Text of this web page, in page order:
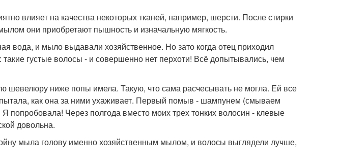
влияет на качества некоторых тканей, например, шерсти. После стирки
они приобретают пышность и изначальную мягкость.
вода, и мыло выдавали хозяйственное. Но зато когда отец приходил
густые волосы - и совершенно нет перхоти! Всё допытывались, чем
шевелюру ниже попы имела. Такую, что сама расчесывать не могла. Ей все
как она за ними ухаживает. Первый помыв - шампунем (смываем
попробовала! Через полгода вместо моих трех тонких волосин - клевые
довольна.
мыла голову именно хозяйственным мылом, и волосы выглядели лучше,